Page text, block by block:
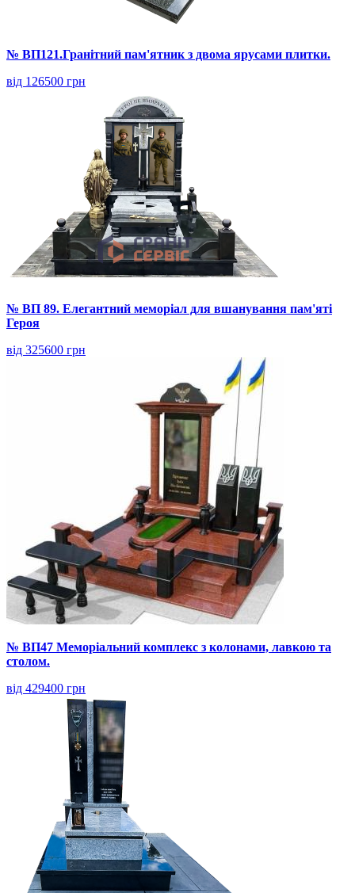
№ ВП121.Гранітний пам'ятник з двома ярусами плитки.
від 126500 грн
№ ВП 89. Елегантний меморіал для вшанування пам'яті
Героя
від 325600 грн
№ ВП47 Меморіальний комплекс з колонами, лавкою та
столом.
від 429400 грн